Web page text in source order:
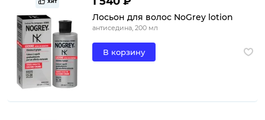
Хит
Лосьон для волос NoGrey lotion
антиседина, 200 мл
В корзину